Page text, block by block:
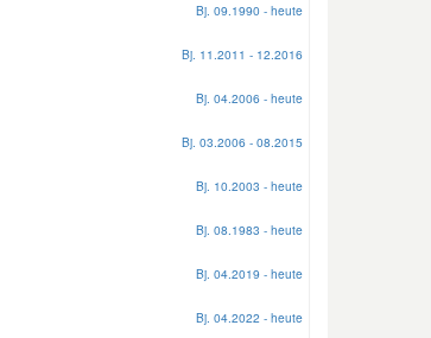
Bj. 09.1990 - heute
Bj. 11.2011 - 12.2016
Bj. 04.2006 - heute
Bj. 03.2006 - 08.2015
Bj. 10.2003 - heute
Bj. 08.1983 - heute
Bj. 04.2019 - heute
Bj. 04.2022 - heute